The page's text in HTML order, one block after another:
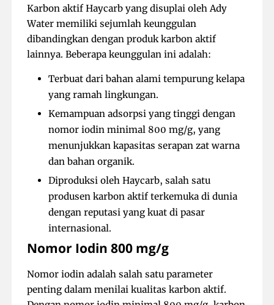
Karbon aktif Haycarb yang disuplai oleh Ady
Water memiliki sejumlah keunggulan
dibandingkan dengan produk karbon aktif
lainnya. Beberapa keunggulan ini adalah:
Terbuat dari bahan alami tempurung kelapa
yang ramah lingkungan.
Kemampuan adsorpsi yang tinggi dengan
nomor iodin minimal 800 mg/g, yang
menunjukkan kapasitas serapan zat warna
dan bahan organik.
Diproduksi oleh Haycarb, salah satu
produsen karbon aktif terkemuka di dunia
dengan reputasi yang kuat di pasar
internasional.
Nomor Iodin 800 mg/g
Nomor iodin adalah salah satu parameter
penting dalam menilai kualitas karbon aktif.